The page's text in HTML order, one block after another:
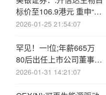
标价至106.9港元 重申“买
入”评级
2026-01-25 21:54:07
罕见！一!位;年薪665万
80后出任上市公司董事
长，身家近5亿元！
2026-01-31 14:21:07